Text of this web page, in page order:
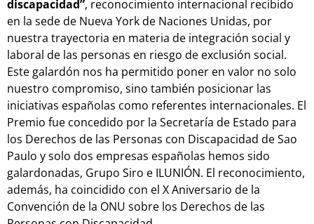
discapacidad”, reconocimiento internacional recibido
en la sede de Nueva York de Naciones Unidas, por
nuestra trayectoria en materia de integración social y
laboral de las personas en riesgo de exclusión social.
Este galardón nos ha permitido poner en valor no solo
nuestro compromiso, sino también posicionar las
iniciativas españolas como referentes internacionales. El
Premio fue concedido por la Secretaría de Estado para
los Derechos de las Personas con Discapacidad de Sao
Paulo y solo dos empresas españolas hemos sido
galardonadas, Grupo Siro e ILUNIÓN. El reconocimiento,
además, ha coincidido con el X Aniversario de la
Convención de la ONU sobre los Derechos de las